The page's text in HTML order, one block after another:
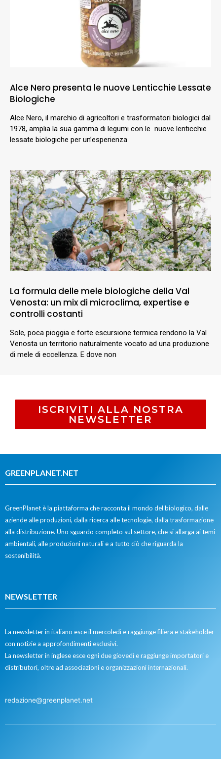
Alce Nero presenta le nuove Lenticchie Lessate
Biologiche
Alce Nero, il marchio di agricoltori e trasformatori biologici dal
1978, amplia la sua gamma di legumi con le nuove lenticchie
lessate biologiche per un’esperienza
La formula delle mele biologiche della Val
Venosta: un mix di microclima, expertise e
controlli costanti
Sole, poca pioggia e forte escursione termica rendono la Val
Venosta un territorio naturalmente vocato ad una produzione
di mele di eccellenza. E dove non
ISCRIVITI ALLA NOSTRA
NEWSLETTER
GREENPLANET.NET
GreenPlanet è la piattaforma che racconta il mondo del biologico, dalle
aziende alle produzioni, dalla ricerca alle tecnologie, dalla trasformazione
alla distribuzione. Uno sguardo completo sul settore, che si allarga ai temi
ambientali, alle produzioni naturali e a tutto ciò che riguarda la
sostenibilità.
NEWSLETTER
La newsletter in italiano esce il mercoledì e raggiunge filiera e stakeholder
con notizie a approfondimenti esclusivi.
La newsletter in inglese esce ogni due giovedì e raggiunge importatori e
distributori, oltre ad associazioni e organizzazioni internazionali.
redazione@greenplanet.net